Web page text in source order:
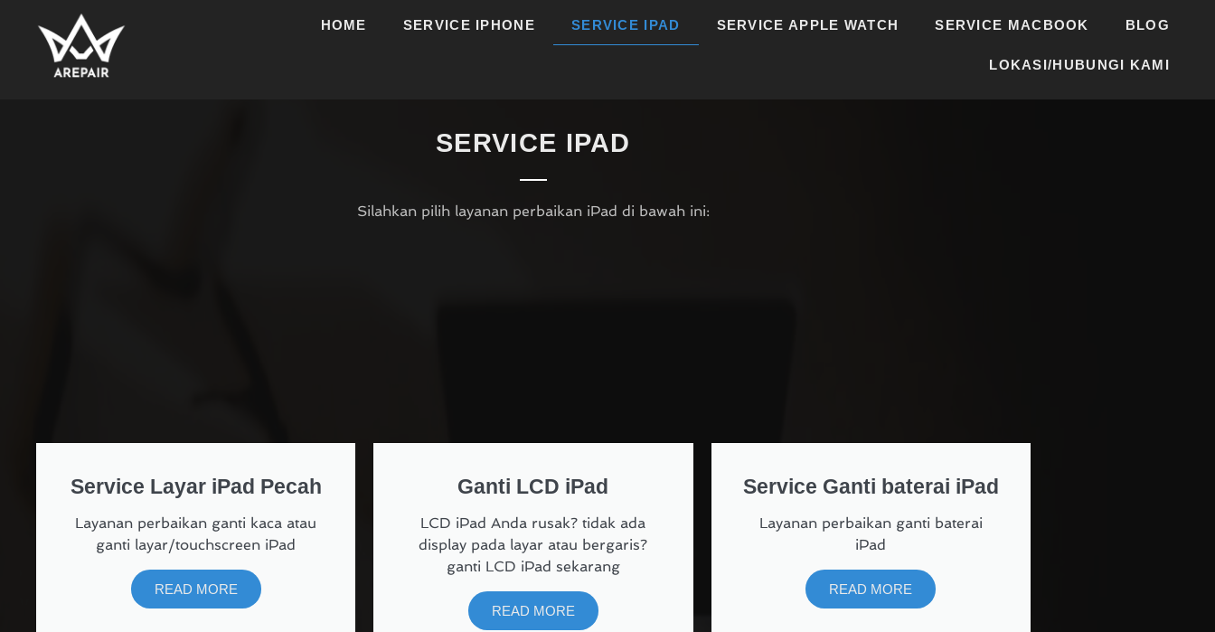
HOME SERVICE IPHONE SERVICE IPAD SERVICE APPLE WATCH SERVICE MACBOOK BLOG
LOKASI/HUBUNGI KAMI
SERVICE IPAD
Silahkan pilih layanan perbaikan iPad di bawah ini:
Service Layar iPad Pecah
Layanan perbaikan ganti kaca atau
ganti layar/touchscreen iPad
READ MORE
Ganti LCD iPad
LCD iPad Anda rusak? tidak ada
display pada layar atau bergaris?
ganti LCD iPad sekarang
READ MORE
Service Ganti baterai iPad
Layanan perbaikan ganti baterai
iPad
READ MORE